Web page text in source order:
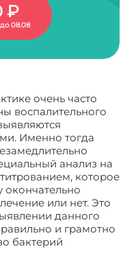
₽
08.08
очень часто
воспалительного
Именно тогда
анализ на
которое
или нет. Это
данного
и грамотно
бактерий